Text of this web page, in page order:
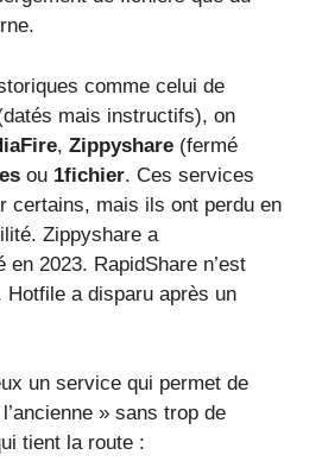
comme celui de
mais instructifs), on
, Zippyshare (fermé
ou 1fichier. Ces services
certains, mais ils ont perdu en
Zippyshare a
2023. RapidShare n’est
Hotfile a disparu après un
un service qui permet de
» sans trop de
tient la route :